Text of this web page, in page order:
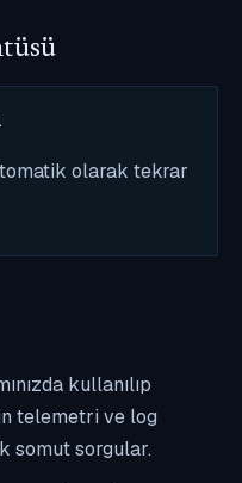
olarak tekrar
kullanılıp
telemetri ve log
somut sorgular.